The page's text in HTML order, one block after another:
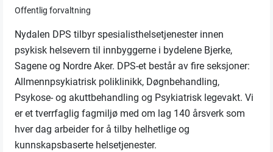
Offentlig forvaltning
Nydalen DPS tilbyr spesialisthelsetjenester innen
psykisk helsevern til innbyggerne i bydelene Bjerke,
Sagene og Nordre Aker. DPS-et består av fire seksjoner:
Allmennpsykiatrisk poliklinikk, Døgnbehandling,
Psykose- og akuttbehandling og Psykiatrisk legevakt. Vi
er et tverrfaglig fagmiljø med om lag 140 årsverk som
hver dag arbeider for å tilby helhetlige og
kunnskapsbaserte helsetjenester.